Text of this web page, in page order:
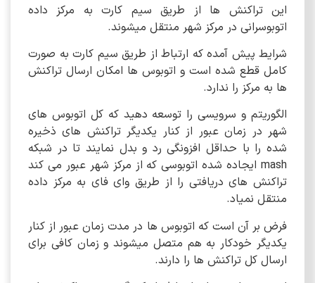
این تراکنش ها از طریق سیم کارت به مرکز داده
اتوبوسرانی در مرکز شهر منتقل میشوند.
شرایط پیش آمده که ارتباط از طریق سیم کارت به صورت
کامل قطع شده است و اتوبوس ها امکان ارسال تراکنش
ها به مرکز را ندارد.
الگوریتم و سرویسی را توسعه دهید که کل اتوبوس های
شهر در زمان عبور از کنار یکدیگر تراکنش های ذخیره
شده را با حداقل افزونگی رد و بدل نمایند تا در شبکه
mash ایجاده شده اتوبوسی که از مرکز شهر عبور می کند
تراکنش های دریافتی را از طریق وای فای به مرکز داده
منتقل نمیاد.
فرض بر آن است که اتوبوس ها در مدت زمان عبور از کنار
یکدیگر خودکار به هم متصل میشوند و زمان کافی برای
ارسال کل تراکنش ها را دارند.